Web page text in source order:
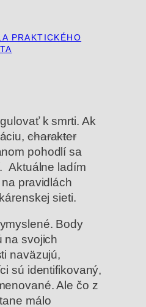
PRAKTICKÉHO
k smrti. Ak
charakter
pohodlí sa
Aktuálne ladím
pravidlách
sieti.
Body
na svojich
naväzujú,
sú identifikovaný,
Ale čo z
málo